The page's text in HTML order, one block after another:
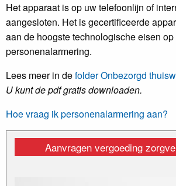
Het apparaat is op uw telefoonlijn of
aangesloten. Het is gecertificeerde
aan de hoogste technologische eisen
personenalarmering.
Lees meer in defolder Onbezorgd
U kunt de pdf gratis downloaden.
Hoe vraag ik personenalarmering aan?
Aanvragen vergoeding